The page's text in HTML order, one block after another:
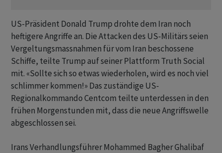
US-Präsident Donald Trump drohte dem Iran noch
heftigere Angriffe an. Die Attacken des US-Militärs seien
Vergeltungsmassnahmen für vom Iran beschossene
Schiffe, teilte Trump auf seiner Plattform Truth Social
mit. «Sollte sich so etwas wiederholen, wird es noch viel
schlimmer kommen!» Das zuständige US-
Regionalkommando Centcom teilte unterdessen in den
frühen Morgenstunden mit, dass die neue Angriffswelle
abgeschlossen sei.
Irans Verhandlungsführer Mohammed Bagher Ghalibaf